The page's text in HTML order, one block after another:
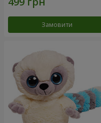
Замовити